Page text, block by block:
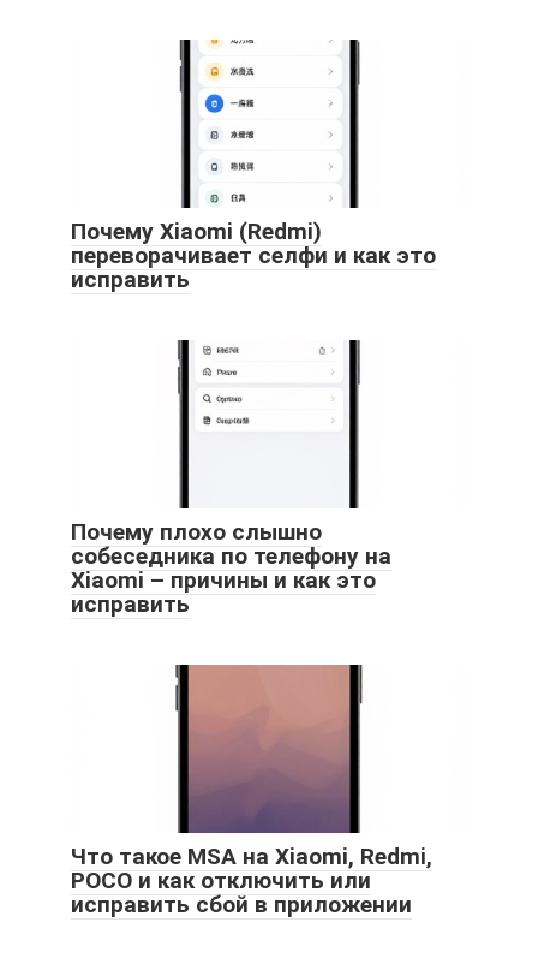
Почему Xiaomi (Redmi)
переворачивает селфи и как это
исправить
Почему плохо слышно
собеседника по телефону на
Xiaomi – причины и как это
исправить
Что такое MSA на Xiaomi, Redmi,
POCO и как отключить или
исправить сбой в приложении